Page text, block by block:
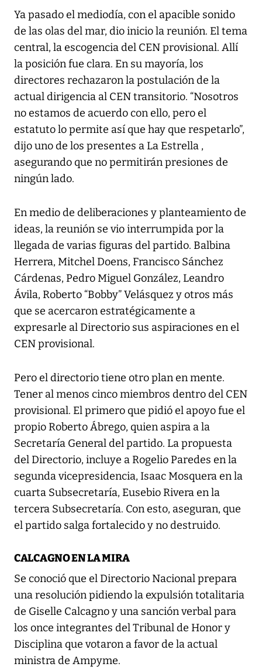
Ya pasado el mediodía, con el apacible sonido
de las olas del mar, dio inicio la reunión. El tema
central, la escogencia del CEN provisional. Allí
la posición fue clara. En su mayoría, los
directores rechazaron la postulación de la
actual dirigencia al CEN transitorio. “Nosotros
no estamos de acuerdo con ello, pero el
estatuto lo permite así que hay que respetarlo”,
dijo uno de los presentes a La Estrella ,
asegurando que no permitirán presiones de
ningún lado.
En medio de deliberaciones y planteamiento de
ideas, la reunión se vio interrumpida por la
llegada de varias figuras del partido. Balbina
Herrera, Mitchel Doens, Francisco Sánchez
Cárdenas, Pedro Miguel González, Leandro
Ávila, Roberto “Bobby” Velásquez y otros más
que se acercaron estratégicamente a
expresarle al Directorio sus aspiraciones en el
CEN provisional.
Pero el directorio tiene otro plan en mente.
Tener al menos cinco miembros dentro del CEN
provisional. El primero que pidió el apoyo fue el
propio Roberto Ábrego, quien aspira a la
Secretaría General del partido. La propuesta
del Directorio, incluye a Rogelio Paredes en la
segunda vicepresidencia, Isaac Mosquera en la
cuarta Subsecretaría, Eusebio Rivera en la
tercera Subsecretaría. Con esto, aseguran, que
el partido salga fortalecido y no destruido.
CALCAGNO EN LA MIRA
Se conoció que el Directorio Nacional prepara
una resolución pidiendo la expulsión totalitaria
de Giselle Calcagno y una sanción verbal para
los once integrantes del Tribunal de Honor y
Disciplina que votaron a favor de la actual
ministra de Ampyme.